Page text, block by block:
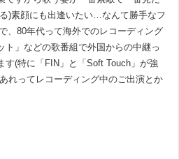
)素顔にも出逢いたい…なんて勝手なフ
、80年代って海外でのレコーディング
ト」などの歌番組で外国からの中継っ
す(特に「FIN」と「Soft Touch」が強
れってレコーディング中のご出演とか